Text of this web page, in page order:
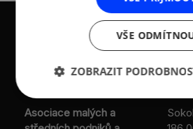
Asociace malých a
VŠE
ZOBRAZIT